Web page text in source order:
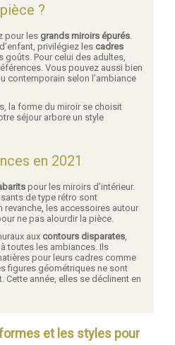
?
pour les grands miroirs épurés
privilégiez les cadres
goûts. Pour celui des adultes,
Vous pouvez aussi bien
contemporain selon l’ambiance
la forme du miroir se choisit
séjour arbore un style
en 2021
pour les miroirs d’intérieur.
de type rétro sont
revanche, les accessoires autour
ne pas alourdir la pièce.
aux contours disparates
toutes les ambiances. Ils
pour leurs cadres comme
figures géométriques ne sont
année, elles se déclinent en
et les styles pour